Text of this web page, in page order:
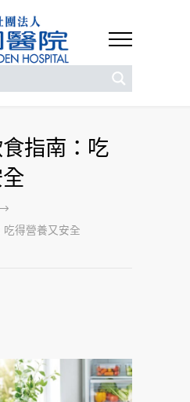
指南：吃
吃得營養又安全